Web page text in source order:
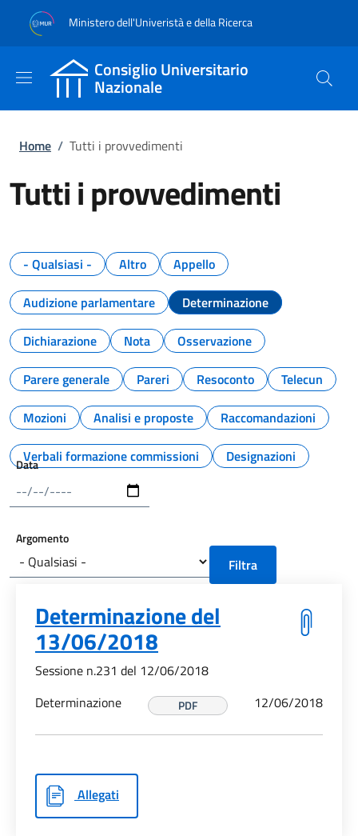
al contenuto principale
to footer content
Ministero dell'Univeristà e della Ricerca
Consiglio Universitario
Nazionale
Briciole di pane
Home / Tutti i provvedimenti
Tutti i provvedimenti
- Qualsiasi - Altro
Appello
Audizione parlamentare
Determinazione
Dichiarazione
Nota
Osservazione
Parere generale
Pareri Resoconto
Telecun
Mozioni
Analisi e proposte
Raccomandazioni
Verbali formazione commissioni
Designazioni
Data
Argomento
Determinazione del
13/06/2018
Sessione n.231 del 12/06/2018
Determinazione
PDF 12/06/2018
Allegati